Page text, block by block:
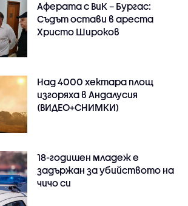
Аферата с ВиК – Бургас:
Съдът остави в ареста
Христо Широков
Над 4000 хектара площ
изгоряха в Андалусия
(ВИДЕО+СНИМКИ)
18-годишен младеж е
задържан за убийството на
чичо си